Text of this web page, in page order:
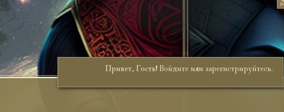
Привет, Гость! Войдите или зарегистрируйтесь.